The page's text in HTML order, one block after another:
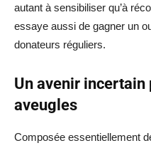
autant à sensibiliser qu’à
essaye aussi de gagner un
donateurs réguliers.
Un avenir incertain
aveugles
Composée essentiellement